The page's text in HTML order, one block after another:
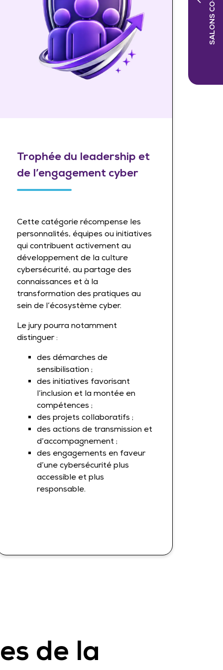
Trophée du leadership et
de l’engagement cyber
Cette catégorie récompense les
personnalités, équipes ou initiatives
qui contribuent activement au
développement de la culture
cybersécurité, au partage des
connaissances et à la
transformation des pratiques au
sein de l’écosystème cyber.
Le jury pourra notamment
distinguer :
des démarches de
sensibilisation ;
des initiatives favorisant
l’inclusion et la montée en
compétences ;
des projets collaboratifs ;
des actions de transmission et
d’accompagnement ;
des engagements en faveur
d’une cybersécurité plus
accessible et plus
responsable.
de la